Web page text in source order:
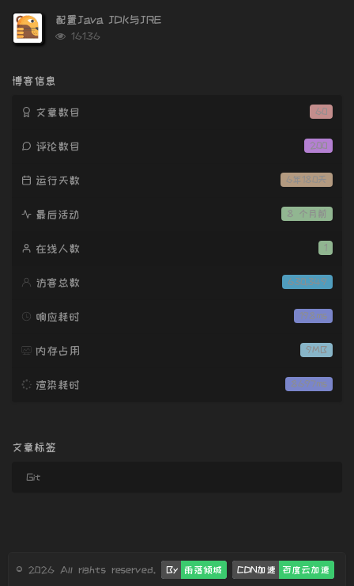
次
配置Java JDK与JRE
浏
16136
博客信息
60
文章数目
200
评论数目
6年180天
运行天数
8 个月前
最后活动
1
在线人数
630,349
访客总数
198ms
响应耗时
9MB
内存占用
8697ms
渲染耗时
文章标签
Git
© 2026 All rights reserved. By 雨落倾城 CDN加速 百度云加速